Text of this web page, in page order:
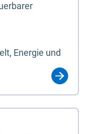
Energie und